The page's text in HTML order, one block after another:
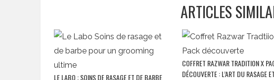
ARTICLES
LE LABO : SOINS DE RASAGE ET DE BARBE
COFFRET RAZWAR TRADITION X
DÉCOUVERTE : L’ART DU RASAGE